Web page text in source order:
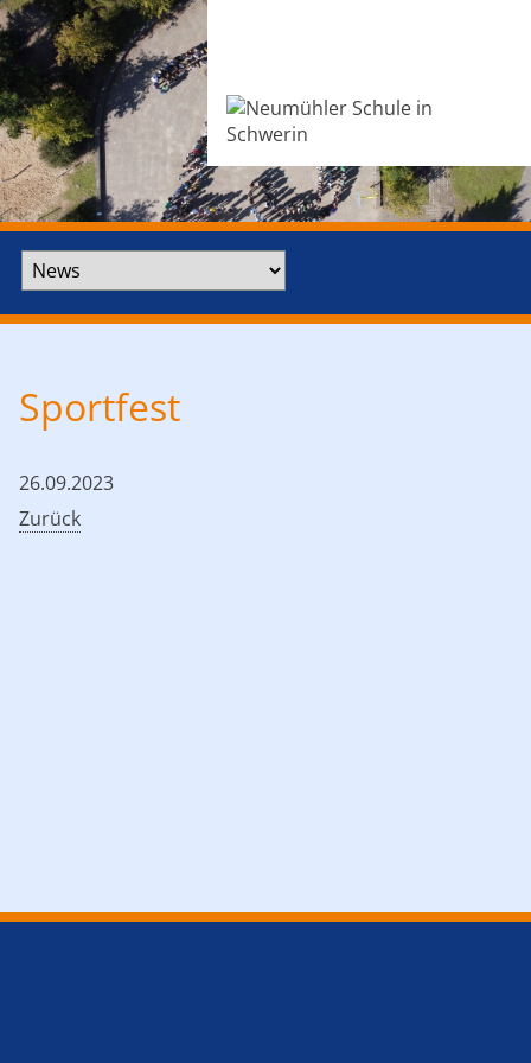
Sportfest
26.09.2023
Zurück